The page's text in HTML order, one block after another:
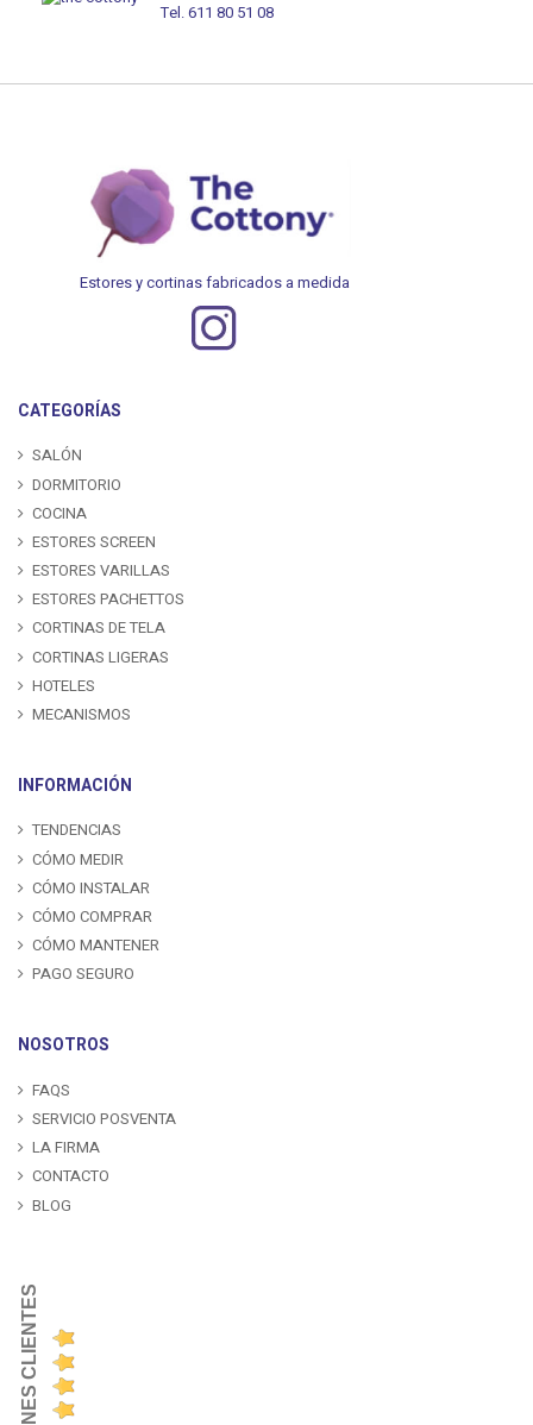
Tel. 611 80 51 08
Estores y cortinas fabricados a medida
CATEGORÍAS
SALÓN
DORMITORIO
COCINA
ESTORES SCREEN
ESTORES VARILLAS
ESTORES PACHETTOS
CORTINAS DE TELA
CORTINAS LIGERAS
HOTELES
MECANISMOS
INFORMACIÓN
TENDENCIAS
CÓMO MEDIR
CÓMO INSTALAR
CÓMO COMPRAR
CÓMO MANTENER
PAGO SEGURO
NOSOTROS
FAQS
SERVICIO POSVENTA
LA FIRMA
CONTACTO
BLOG